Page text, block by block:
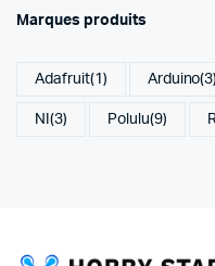
Marques produits
Adafruit(1) Arduino(3)
NI (3) Polulu(9)